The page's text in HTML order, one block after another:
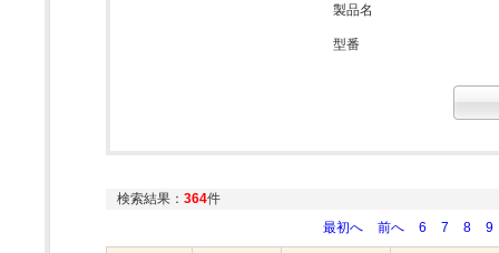
製品名
型番
検索結果： 364件
最初へ
前へ 6 7 8 9